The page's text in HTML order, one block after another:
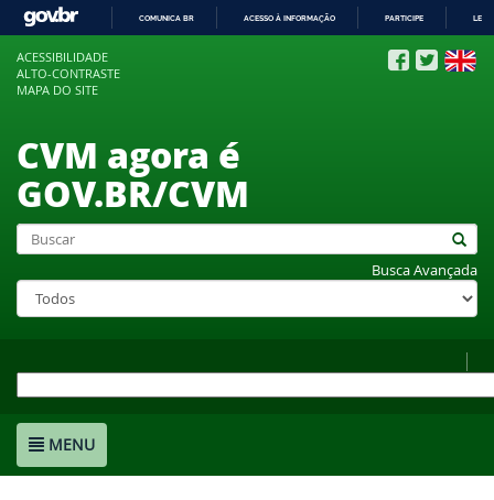
COMUNICA BR ACESSO À INFORMAÇÃO PARTICIPE
ACESSIBILIDADE
ALTO-CONTRASTE
MAPA DO SITE
CVM agora é
GOV.BR/CVM
Busca Avançada
MENU